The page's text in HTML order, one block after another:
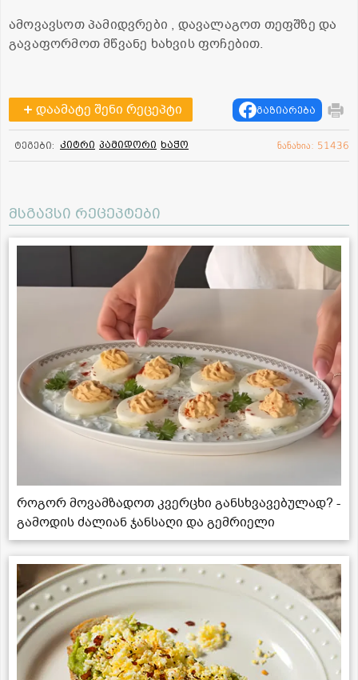
ამოვავსოთ პამიდვრები , დავალაგოთ თეფშზე და
გავაფორმოთ მწვანე ხახვის ფოჩებით.
დაამატე შენი რეცეპტი გაზიარება
ტეგები: კიტრი პამიდორი ხაჭო ნანახია: 51436
მსგავსი რეცეპტები
როგორ მოვამზადოთ კვერცხი განსხვავებულად? -
გამოდის ძალიან ჯანსაღი და გემრიელი